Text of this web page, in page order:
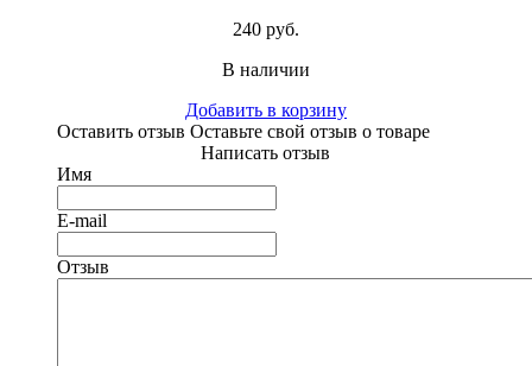
240 руб.
В наличии
Добавить в корзину
Оставить отзыв Оставьте свой отзыв о товаре
Написать отзыв
Имя
E-mail
Отзыв